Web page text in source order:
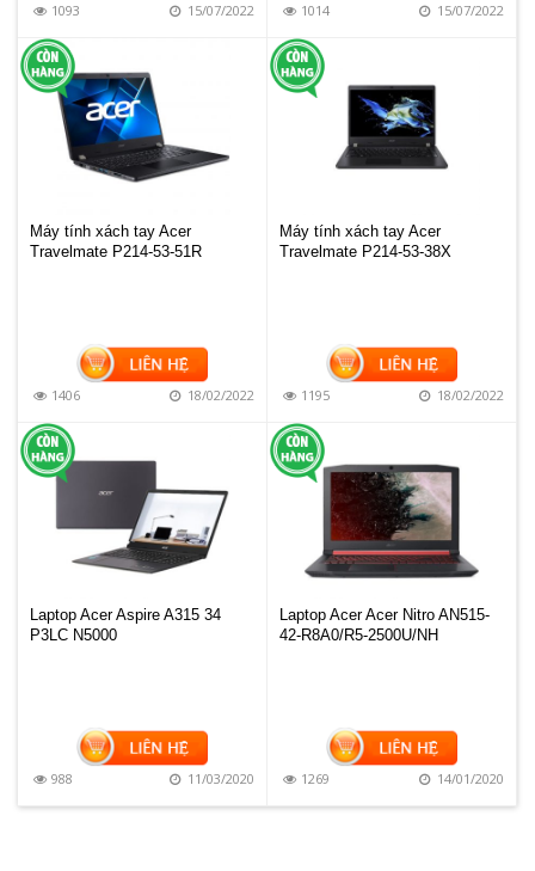
1093 15/07/2022 1014 15/07/2022
Máy tính xách tay Acer
Travelmate P214-53-51R
1406 18/02/2022
Máy tính xách tay Acer
Travelmate P214-53-38X
1195 18/02/2022
Laptop Acer Aspire A315 34
P3LC N5000
988 11/03/2020
Laptop Acer Acer Nitro AN515-
42-R8A0/R5-2500U/NH
1269 14/01/2020